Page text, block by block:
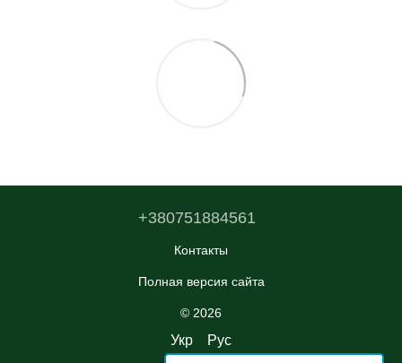
+380751884561
Контакты
Полная версия сайта
© 2026
Укр Рус